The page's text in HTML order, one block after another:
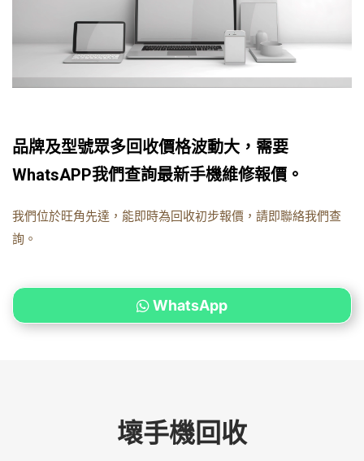
品牌及型號眾多回收價格波動大，需要
WhatsAPP我們查詢最新手機維修報價。
我們位於旺角先達，能即時為回收初步報價，請即聯絡我們查
詢。
WhatsApp
壞手機回收